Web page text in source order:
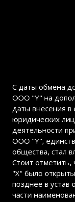
С даты обмена
ООО "Y" на
даты внесения в
юридических
деятельности
ООО "Y",
общества, стал
Стоит отметить,
"X" было
позднее в устав
части